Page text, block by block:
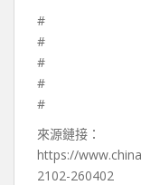
#
#
#
#
#
來源鏈接：
https://
2102-260402